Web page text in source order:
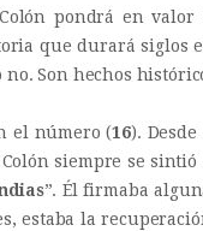
pondrá en
que durará siglos
Son hechos
el número (16).
siempre se
”. Él firmaba
estaba la